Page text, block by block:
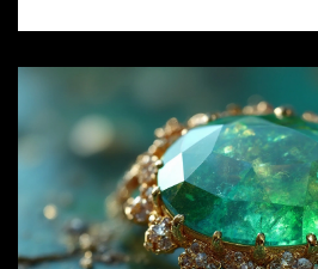
и знание их
подходящий для лечения. В
обсуждаются
турмалина и его
Изучите советы по выбору
удивительным камнем.
использовать турмалин
самочувствия.